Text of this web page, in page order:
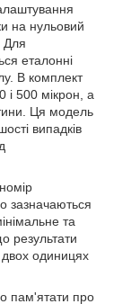
на нульовий
Для
еталонні
В комплект
і 500 мікрон, а
Ця модель
випадків
зазначаються
та
результати
одиницях
пам'ятати про